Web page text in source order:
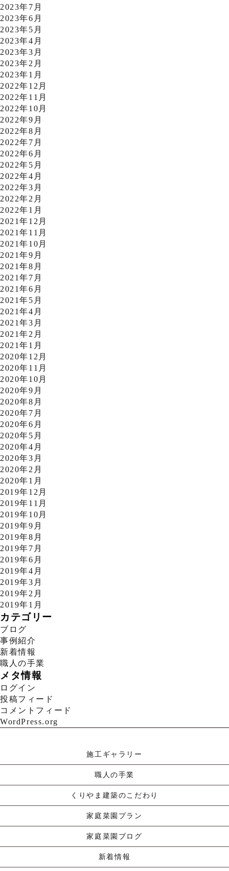
2023年7月
2023年6月
2023年5月
2023年4月
2023年3月
2023年2月
2023年1月
2022年12月
2022年11月
2022年10月
2022年9月
2022年8月
2022年7月
2022年6月
2022年5月
2022年4月
2022年3月
2022年2月
2022年1月
2021年12月
2021年11月
2021年10月
2021年9月
2021年8月
2021年7月
2021年6月
2021年5月
2021年4月
2021年3月
2021年2月
2021年1月
2020年12月
2020年11月
2020年10月
2020年9月
2020年8月
2020年7月
2020年6月
2020年5月
2020年4月
2020年3月
2020年2月
2020年1月
2019年12月
2019年11月
2019年10月
2019年9月
2019年8月
2019年7月
2019年6月
2019年4月
2019年3月
2019年2月
2019年1月
カテゴリー
ブログ
事例紹介
新着情報
職人の手業
メタ情報
ログイン
投稿フィード
コメントフィード
WordPress.org
施工ギャラリー
職人の手業
くりやま建築のこだわり
家庭菜園プラン
家庭菜園ブログ
新着情報